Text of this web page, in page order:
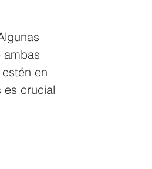
ambas
en
es crucial